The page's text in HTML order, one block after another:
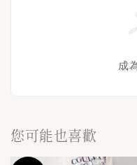
成
您可能也喜歡